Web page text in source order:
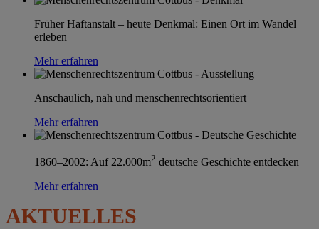
Früher Haftanstalt – heute Denkmal: Einen Ort im Wandel
erleben
Mehr erfahren
Anschaulich, nah und menschenrechtsorientiert
Mehr erfahren
1860–2002: Auf 22.000m2 deutsche Geschichte entdecken
Mehr erfahren
AKTUELLES